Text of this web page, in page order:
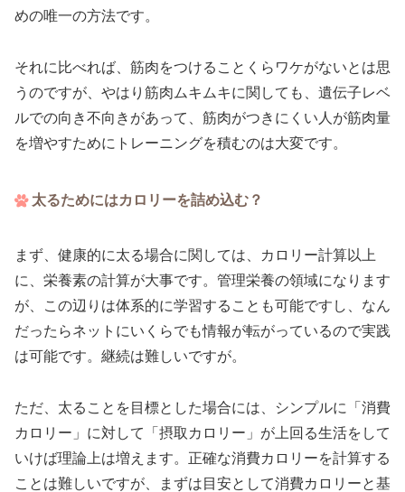
めの唯一の方法です。
それに比べれば、筋肉をつけることくらワケがないとは思
うのですが、やはり筋肉ムキムキに関しても、遺伝子レベ
ルでの向き不向きがあって、筋肉がつきにくい人が筋肉量
を増やすためにトレーニングを積むのは大変です。
太るためにはカロリーを詰め込む？
まず、健康的に太る場合に関しては、カロリー計算以上
に、栄養素の計算が大事です。管理栄養の領域になります
が、この辺りは体系的に学習することも可能ですし、なん
だったらネットにいくらでも情報が転がっているので実践
は可能です。継続は難しいですが。
ただ、太ることを目標とした場合には、シンプルに「消費
カロリー」に対して「摂取カロリー」が上回る生活をして
いけば理論上は増えます。正確な消費カロリーを計算する
ことは難しいですが、まずは目安として消費カロリーと基